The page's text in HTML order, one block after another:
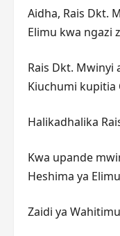
Aidha, Rais Dkt.
Elimu kwa ngazi
Rais Dkt. Mwinyi
Kiuchumi kupitia
Halikadhalika
Kwa upande
Heshima ya
Zaidi ya